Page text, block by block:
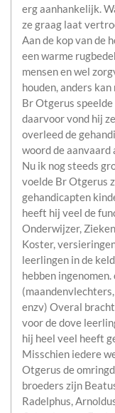
erg aanhankelijk.
ze graag laat
Aan de kop van de
een warme
mensen en wel
houden, anders
Br Otgerus
daarvoor vond hij
overleed de
woord de aanvaard
Nu ik nog steeds
voelde Br Otgerus
gehandicapten
heeft hij veel de
Onderwijzer,
Koster,
leerlingen in de
hebben
enzv) Overal
voor de dove
hij heel veel heeft
Misschien iedere
Otgerus de
broeders zijn
Radelphus,